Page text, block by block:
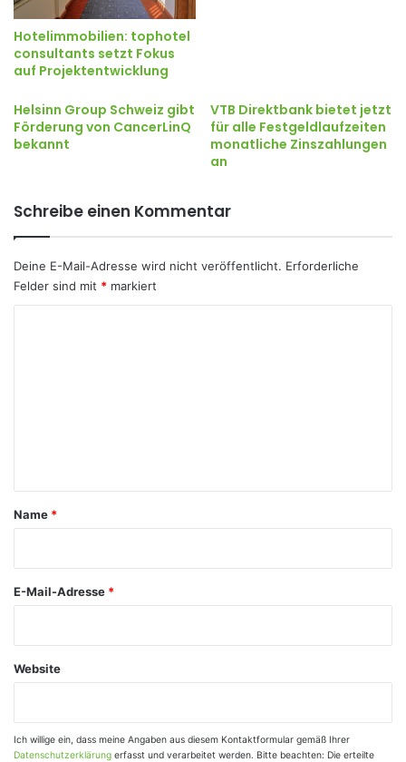
Hotelimmobilien: tophotel
consultants setzt Fokus
auf Projektentwicklung
Helsinn Group Schweiz gibt
Förderung von CancerLinQ
bekannt
VTB Direktbank bietet jetzt
für alle Festgeldlaufzeiten
monatliche Zinszahlungen
an
Schreibe einen Kommentar
Deine E-Mail-Adresse wird nicht veröffentlicht. Erforderliche
Felder sind mit * markiert
a
Name *
E-Mail-Adresse *
Website
Ich willige ein, dass meine Angaben aus diesem Kontaktformular gemäß Ihrer
Datenschutzerklärung erfasst und verarbeitet werden. Bitte beachten: Die erteilte